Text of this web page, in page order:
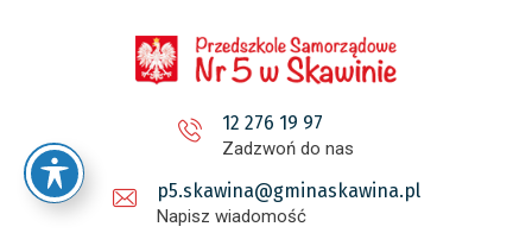
12 276 19 97
Zadzwoń do nas
p5.skawina@gminaskawina.pl
Napisz wiadomość